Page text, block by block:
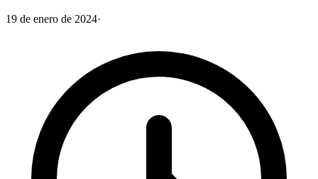
19 de enero de 2024·